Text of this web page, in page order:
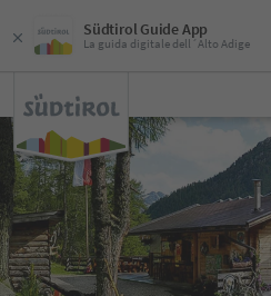
Südtirol Guide App
La guida digitale dell´Alto Adige